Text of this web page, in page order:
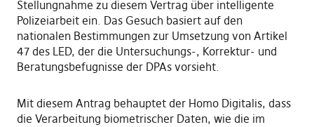
Stellungnahme zu diesem Vertrag über intelligente
Polizeiarbeit ein. Das Gesuch basiert auf den
nationalen Bestimmungen zur Umsetzung von Artikel
47 des LED, der die Untersuchungs-, Korrektur- und
Beratungsbefugnisse der DPAs vorsieht.
Mit diesem Antrag behauptet der Homo Digitalis, dass
die Verarbeitung biometrischer Daten, wie die im